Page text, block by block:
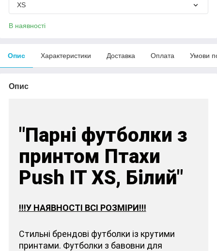
XS
В наявності
Опис Характеристики Доставка Оплата Умови
Опис
"Парні футболки з
принтом Птахи
Push IT XS, Білий"
!!!У НАЯВНОСТІ ВСІ РОЗМІРИ!!!
Стильні брендові футболки із крутими
принтами. Футболки з бавовни для